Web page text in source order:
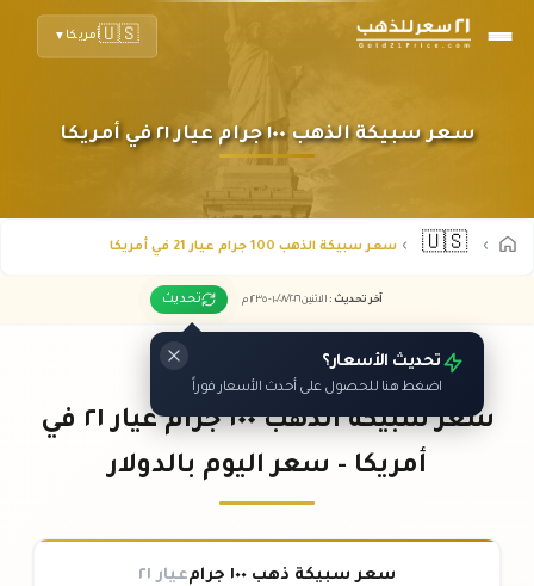
🇺🇸أمريكا ▼
سعر سبيكة الذهب ١٠٠ جرام عيار ٢١ في أمريكا
🇺🇸 سعر سبيكة الذهب 100 جرام عيار 21 في أمريكا
آخر تحديث : الاثنين ١٠ /٠٨/٢٠٢٦ - ١٢:٣٥ م تحديث
تحديث الأسعار؟
اضغط هنا للحصول على أحدث الأسعار فوراً
سعر سبيكة الذهب ١٠٠ جرام عيار ٢١ في
أمريكا - سعر اليوم بالدولار
سعر سبيكة ذهب ١٠٠ جرام عيار ٢١